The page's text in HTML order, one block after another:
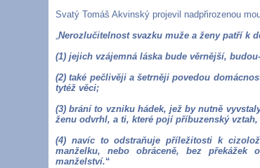
Svatý Tomáš Akvinský projevil nadpřirozenou
„Nerozlučitelnost svazku muže a ženy patří k
(1) jejich vzájemná láska bude věrnější,
(2) také pečlivěji a šetrněji povedou
tytéž věci;
(3) brání to vzniku hádek, jež by nutně
ženu odvrhl, a ti, které pojí příbuzenský
(4) navíc to odstraňuje příležitosti k
manželku, nebo obráceně, bez
manželství.“